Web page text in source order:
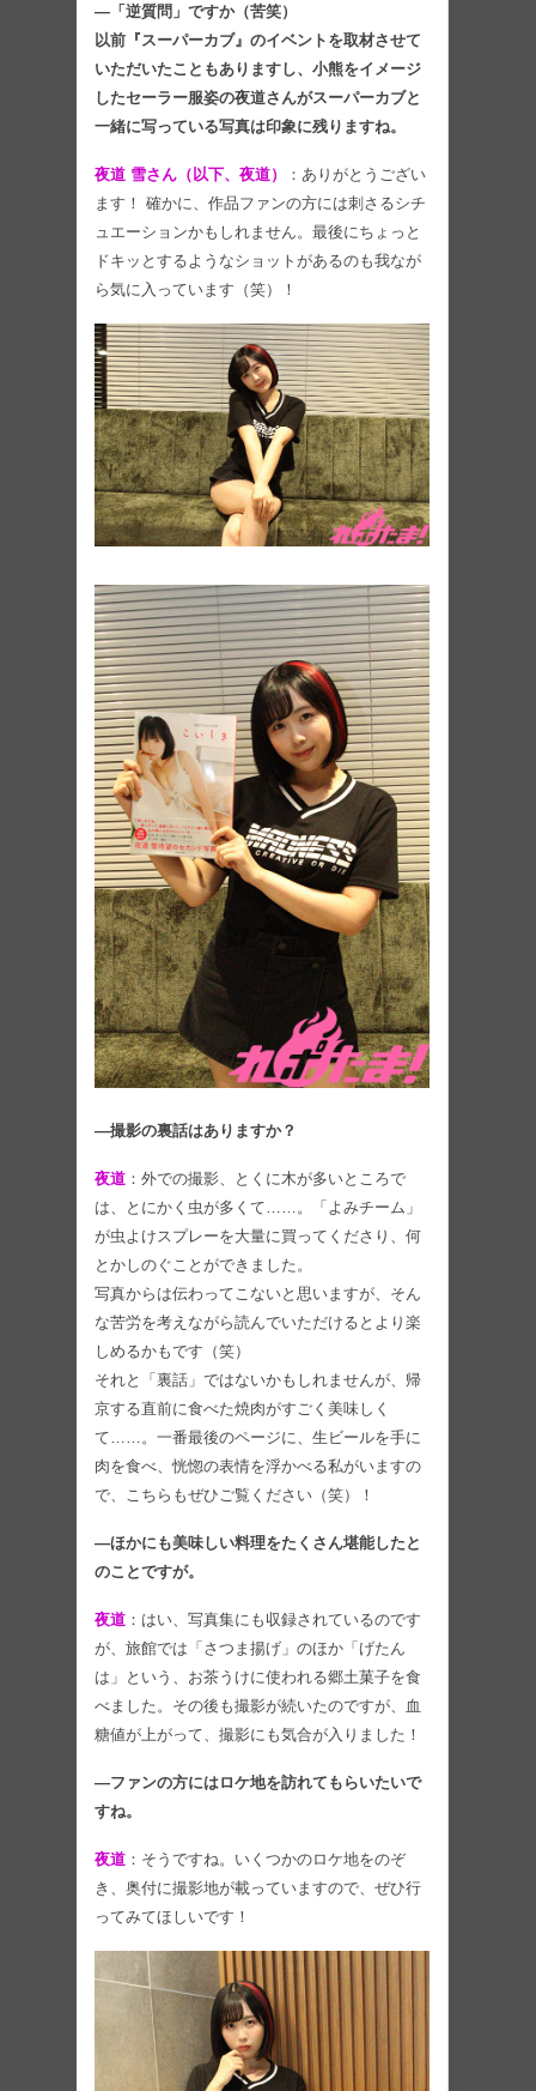
―「逆質問」ですか（苦笑）
以前『スーパーカブ』のイベントを取材させて
いただいたこともありますし、小熊をイメージ
したセーラー服姿の夜道さんがスーパーカブと
一緒に写っている写真は印象に残りますね。
夜道 雪さん（以下、夜道）
：ありがとうござい
ます！ 確かに、作品ファンの方には刺さるシチ
ュエーションかもしれません。最後にちょっと
ドキッとするようなショットがあるのも我なが
ら気に入っています（笑）！
―撮影の裏話はありますか？
夜道 ：外での撮影、とくに木が多いところで
は、とにかく虫が多くて……。「よみチーム」
が虫よけスプレーを大量に買ってくださり、何
とかしのぐことができました。
写真からは伝わってこないと思いますが、そん
な苦労を考えながら読んでいただけるとより楽
しめるかもです（笑）
それと「裏話」ではないかもしれませんが、帰
京する直前に食べた焼肉がすごく美味しく
て……。一番最後のページに、生ビールを手に
肉を食べ、恍惚の表情を浮かべる私がいますの
で、こちらもぜひご覧ください（笑）！
―ほかにも美味しい料理をたくさん堪能したと
のことですが。
夜道 ：はい、写真集にも収録されているのです
が、旅館では「さつま揚げ」のほか「げたん
は」という、お茶うけに使われる郷土菓子を食
べました。その後も撮影が続いたのですが、血
糖値が上がって、撮影にも気合が入りました！
―ファンの方にはロケ地を訪れてもらいたいで
すね。
夜道 ：そうですね。いくつかのロケ地をのぞ
き、奥付に撮影地が載っていますので、ぜひ行
ってみてほしいです！